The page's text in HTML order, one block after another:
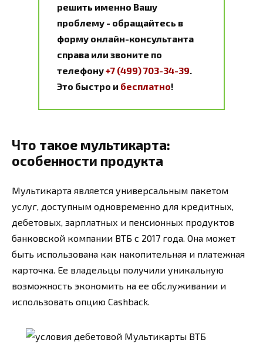
решить именно Вашу
проблему - обращайтесь в
форму онлайн-консультанта
справа или звоните по
телефону+7 (499) 703-34-39.
Это быстро и бесплатно!
Что такое мультикарта:
особенности продукта
Мультикарта является универсальным пакетом
услуг, доступным одновременно для кредитных,
дебетовых, зарплатных и пенсионных продуктов
банковской компании ВТБ с 2017 года. Она может
быть использована как накопительная и платежная
карточка. Ее владельцы получили уникальную
возможность экономить на ее обслуживании и
использовать опцию Cashback.